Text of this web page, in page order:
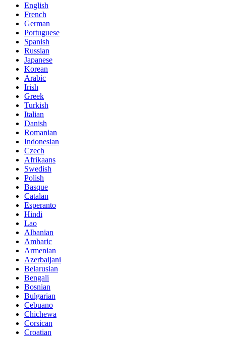
English
French
German
Portuguese
Spanish
Russian
Japanese
Korean
Arabic
Irish
Greek
Turkish
Italian
Danish
Romanian
Indonesian
Czech
Afrikaans
Swedish
Polish
Basque
Catalan
Esperanto
Hindi
Lao
Albanian
Amharic
Armenian
Azerbaijani
Belarusian
Bengali
Bosnian
Bulgarian
Cebuano
Chichewa
Corsican
Croatian